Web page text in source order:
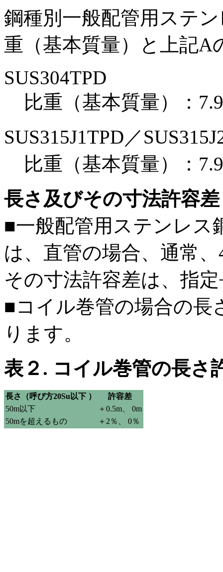
鋼種別一般配管用ステ
重（基本質量）と上記A
SUS304TPD
比重（基本質量）：
SUS315J1TPD／
比重（基本質量）：
長さ及びその寸法許容差
■一般配管用ステンレス
は、直管の場合、通常
その寸法許容差は、指
■コイル巻管の場合の長
ります。
表２. コイル巻管の長さ
長さ（呼び方20Su以下 ）
許容差
50m以下
＋0.5m、 0m
50mを超えるもの
＋2％、 0％